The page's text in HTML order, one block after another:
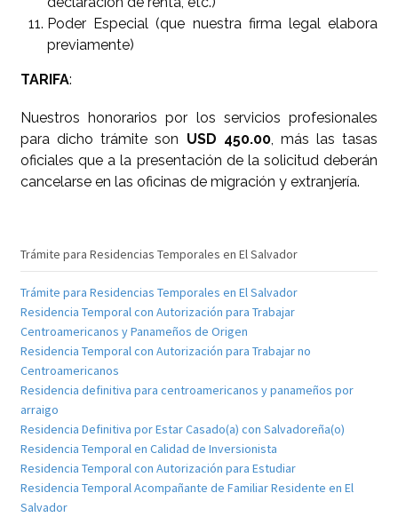
Poder Especial (que nuestra firma legal elabora
previamente)
TARIFA:
Nuestros honorarios por los servicios profesionales
para dicho trámite son USD 450.00, más las tasas
oficiales que a la presentación de la solicitud deberán
cancelarse en las oficinas de migración y extranjería.
Trámite para Residencias Temporales en El Salvador
Trámite para Residencias Temporales en El Salvador
Residencia Temporal con Autorización para Trabajar
Centroamericanos y Panameños de Origen
Residencia Temporal con Autorización para Trabajar no
Centroamericanos
Residencia definitiva para centroamericanos y panameños por
arraigo
Residencia Definitiva por Estar Casado(a) con Salvadoreña(o)
Residencia Temporal en Calidad de Inversionista
Residencia Temporal con Autorización para Estudiar
Residencia Temporal Acompañante de Familiar Residente en El
Salvador